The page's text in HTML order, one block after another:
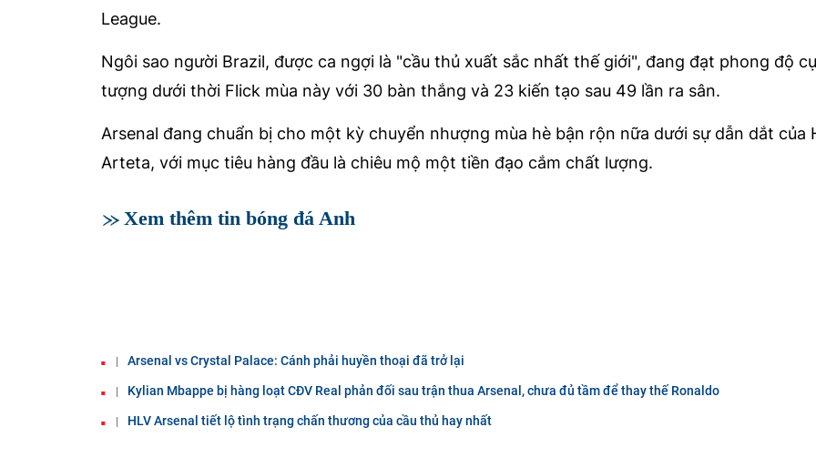
League.
Ngôi sao người Brazil, được ca ngợi là "cầu thủ xuất sắc nhất thế giới", đang đạt phong độ
tượng dưới thời Flick mùa này với 30 bàn thắng và 23 kiến tạo sau 49 lần ra sân.
Arsenal đang chuẩn bị cho một kỳ chuyển nhượng mùa hè bận rộn nữa dưới sự dẫn dắt của
Arteta, với mục tiêu hàng đầu là chiêu mộ một tiền đạo cắm chất lượng.
Xem thêm tin bóng đá Anh
Arsenal vs Crystal Palace: Cánh phải huyền thoại đã trở lại
Kylian Mbappe bị hàng loạt CĐV Real phản đối sau trận thua Arsenal, chưa đủ tầm để thay thế Ronaldo
HLV Arsenal tiết lộ tình trạng chấn thương của cầu thủ hay nhất